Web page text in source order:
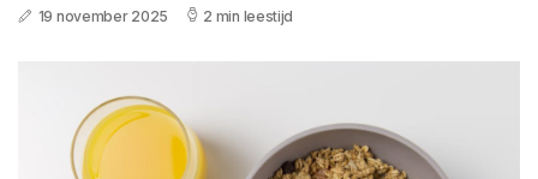
19 november 2025 2 min leestijd